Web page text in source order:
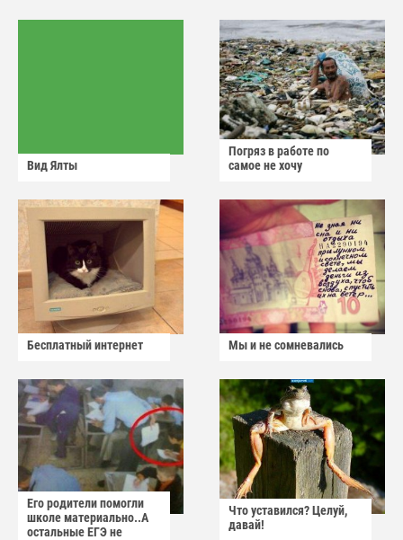
Вид Ялты
Погряз в работе по
самое не хочу
Бесплатный интернет Мы и не сомневались
Его родители помогли
школе материально..А
остальные ЕГЭ не
Что уставился? Целуй,
давай!